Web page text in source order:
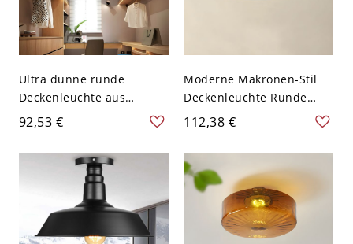
Ultra dünne runde
Deckenleuchte aus
modernistischem Acryl
Lichtquelle für
Schlafzimmer in weißem
Licht, 12" breit
92,53 €
Moderne Makronen-Stil
Deckenleuchte Runde
Form LED-Deckenleuchten
110V-120V 30,48 cm
Weißlicht
112,38 €